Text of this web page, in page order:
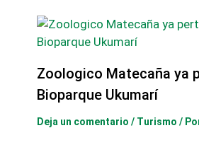
Zoologico Matecaña ya
Bioparque Ukumarí
Deja un comentario / Turismo /